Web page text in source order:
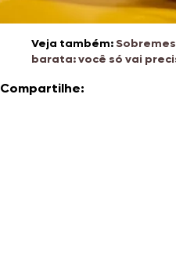
Veja também:
barata: você só vai
Compartilhe: